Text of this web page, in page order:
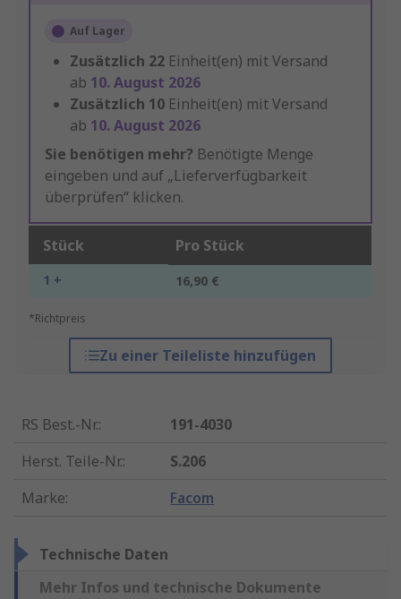
Auf Lager
Zusätzlich 22 Einheit(en) mit Versand
ab 10. August 2026
Zusätzlich 10 Einheit(en) mit Versand
ab 10. August 2026
Sie benötigen mehr? Benötigte Menge
eingeben und auf „Lieferverfügbarkeit
überprüfen“ klicken.
Stück Pro Stück
1 + 16,90 €
*Richtpreis
Zu einer Teileliste hinzufügen
RS Best.-Nr.:
191-4030
Herst. Teile-Nr.:
S.206
Marke: Facom
Technische Daten
Mehr Infos und technische Dokumente